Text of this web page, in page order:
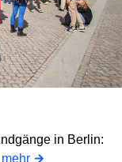
in Berlin:
mehr